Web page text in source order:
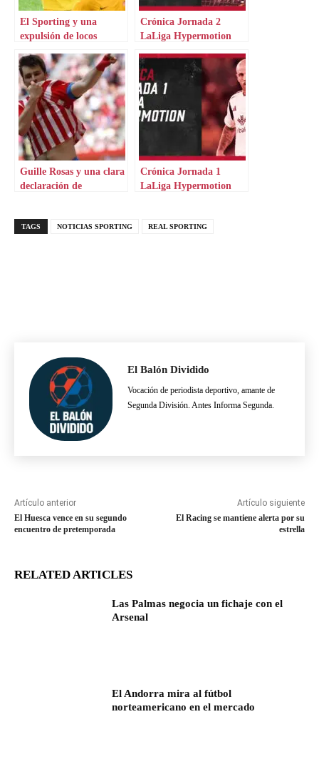
El Sporting y una
expulsión de locos
Crónica Jornada 2
LaLiga Hypermotion
Guille Rosas y una clara
declaración de
Crónica Jornada 1
LaLiga Hypermotion
TAGS NOTICIAS SPORTING REAL SPORTING
El Balón Dividido
Vocación de periodista deportivo, amante de
Segunda División. Antes Informa Segunda.
Artículo anterior
El Huesca vence en su segundo
encuentro de pretemporada
Artículo siguiente
El Racing se mantiene alerta por su
estrella
RELATED ARTICLES
Las Palmas negocia un fichaje con el
Arsenal
El Andorra mira al fútbol
norteamericano en el mercado